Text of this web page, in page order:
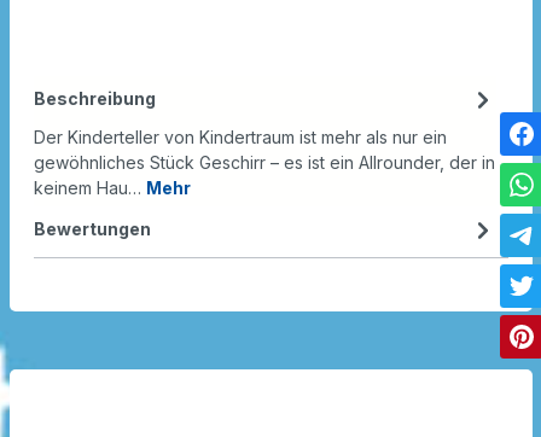
Beschreibung
Der Kinderteller von Kindertraum ist mehr als nur ein
gewöhnliches Stück Geschirr – es ist ein Allrounder, der in
keinem Hau… Mehr
Bewertungen